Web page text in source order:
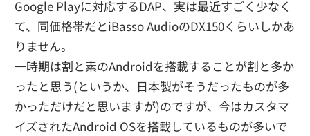
Google Playに対応するDAP、実は最近すごく少なく
て、同価格帯だとiBasso AudioのDX150くらいしかあ
りません。
一時期は割と素のAndroidを搭載することが割と多か
ったと思う(というか、日本製がそうだったものが多
かっただけだと思いますが)のですが、今はカスタマ
イズされたAndroid OSを搭載しているものが多いで